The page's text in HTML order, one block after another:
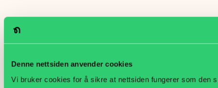
Denne nettsiden anvender cookies
Vi bruker cookies for å sikre at nettsiden fungerer som den